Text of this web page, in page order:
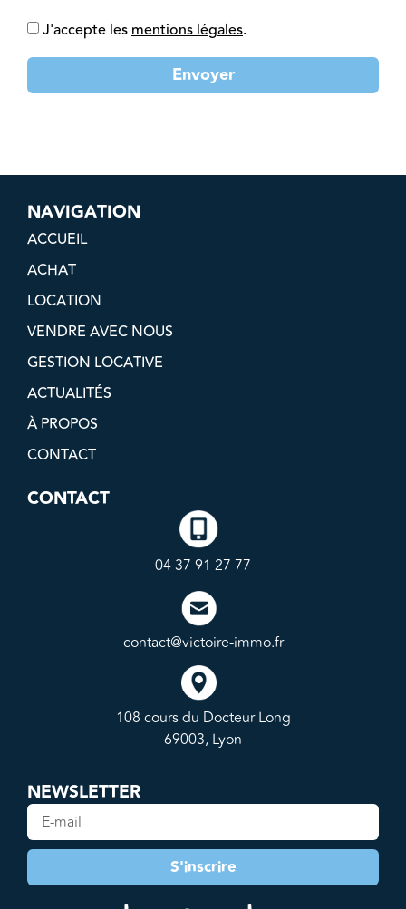
J'accepte lesmentions légales.
Envoyer
NAVIGATION
ACCUEIL
ACHAT
LOCATION
VENDRE AVEC NOUS
GESTION LOCATIVE
ACTUALITÉS
À PROPOS
CONTACT
CONTACT
04 37 91 27 77
contact@victoire-immo.fr
108 cours du Docteur Long
69003, Lyon
NEWSLETTER
S'inscrire